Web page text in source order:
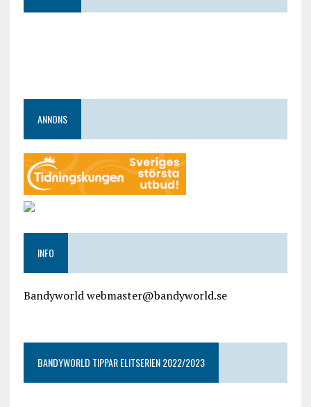
ANNONS
INFO
Bandyworld webmaster@bandyworld.se
BANDYWORLD TIPPAR ELITSERIEN 2022/2023